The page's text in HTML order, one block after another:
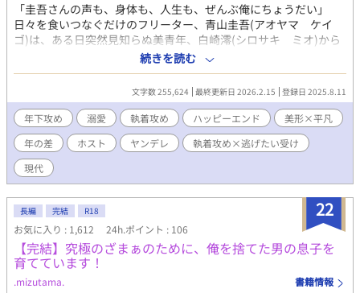
「圭吾さんの声も、身体も、人生も、ぜんぶ俺にちょうだい」
日々を食いつなぐだけのフリーター、青山圭吾(アオヤマ ケイ
ゴ)は、ある日突然見知らぬ美青年、白崎澪(シロサキ ミオ)から
愛人契約を持ちかけられる。 昼間は名門大学の優等生、夜はホス
トクラブで荒稼ぎする澪には、どこか危うい魅力があった。澪は
周到に、ときに無邪気に、青山君に過剰ともいえる愛を注ぐ。 な
ぜこんなに執着されるのかわからない。いつしか青山君は、澪の
策略混じりの愛情と支配から抜け出せなくなる。 猫を被った可愛
い執着攻めからはじまり、後半から愛と執着激重なヤンデレ攻
め。 ※とくに物語の中盤以降は猫被りをやめたヤンデレ執着攻め
のハードな溺愛と支配、受けの快楽堕ち描写が濃厚です。ターニ
ングポイントは第17話です。 【本編完結済み】その後の二人の短
と) 作中の性描写はポルノ的な目的ではなく、そんなやり方でしか
愛情にアプローチできないキャラクターの歪みと傷を表現するた
めに書きました。 暴力を美化したり肯定したりする意図はありま
せん。性的な歪みがあるキャラクターと恋愛というリングで精神
的なバトルをするのが物語の主題です。最後まで誠実に書きま
す。
続きを読む
文字数 255,624 最終更新日 2026.2.15 登録日 2025.8.11
年下攻め 溺愛 執着攻め ハッピーエンド
美形×平凡
年の差
ホスト ヤンデレ
執着攻め×逃げたい受け
現代
22
長編 完結 R18
お気に入り : 1,612 24h.ポイント : 106
【完結】究極のざまぁのために、俺を捨てた男の息子を
育てています！
.mizutama. 書籍情報